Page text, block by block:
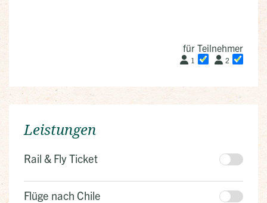
für Teilnehmer
1 2
Leistungen
Rail & Fly Ticket
Flüge nach Chile